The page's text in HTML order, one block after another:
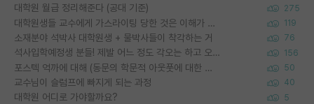
대학원 월급 정리해준다 (공대 기준) 275
대학원생들 교수에게 가스라이팅 당한 것은 이해가 갑니다. 안타깝네요. 119
소재분야 석박사 대학원생 + 물박사들이 착각하는 거 76
석사입학예정생 분들! 제발 어느 정도 각오는 하고 오세요. 156
포스텍 억까에 대해 (동문의 학문적 아웃풋에 대한 반박) 50
교수님이 슬럼프에 빠지게 되는 과정 40
대학원 어디로 가야할까요? 5